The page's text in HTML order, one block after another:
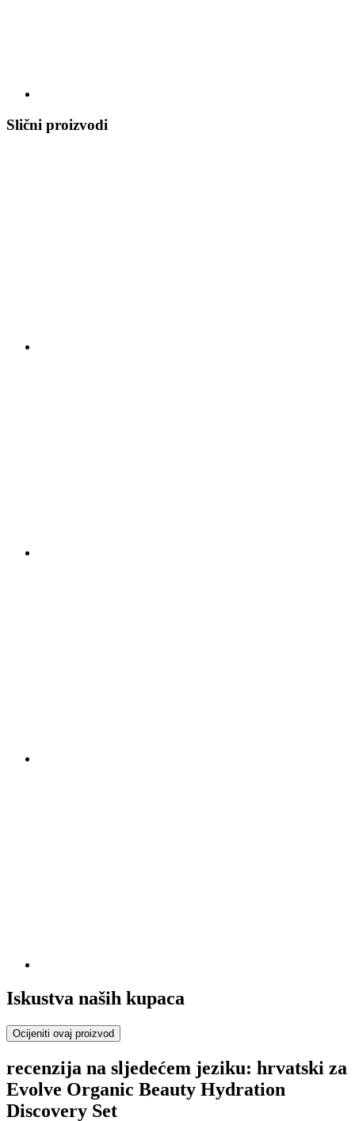
Slični proizvodi
Iskustva naših kupaca
Ocijeniti ovaj proizvod
recenzija na sljedećem jeziku: hrvatski za
Evolve Organic Beauty Hydration
Discovery Set